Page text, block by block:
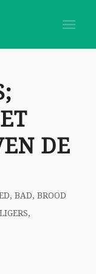
DE
BAD, BROOD
,